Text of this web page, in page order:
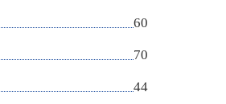
60
70
44